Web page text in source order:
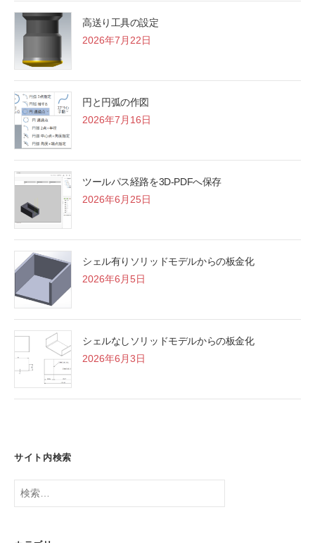
高送り工具の設定
2026年7月22日
円と円弧の作図
2026年7月16日
ツールパス経路を3D-PDFへ保存
2026年6月25日
シェル有りソリッドモデルからの板金化
2026年6月5日
シェルなしソリッドモデルからの板金化
2026年6月3日
サイト内検索
検
索: